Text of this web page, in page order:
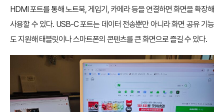
HDMI 포트를 통해 노트북, 게임기, 카메라 등을 연결하면 화면을 확장해
사용할 수 있다. USB-C 포트는 데이터 전송뿐만 아니라 화면 공유 기능
도 지원해 태블릿이나 스마트폰의 콘텐츠를 큰 화면으로 즐길 수 있다.